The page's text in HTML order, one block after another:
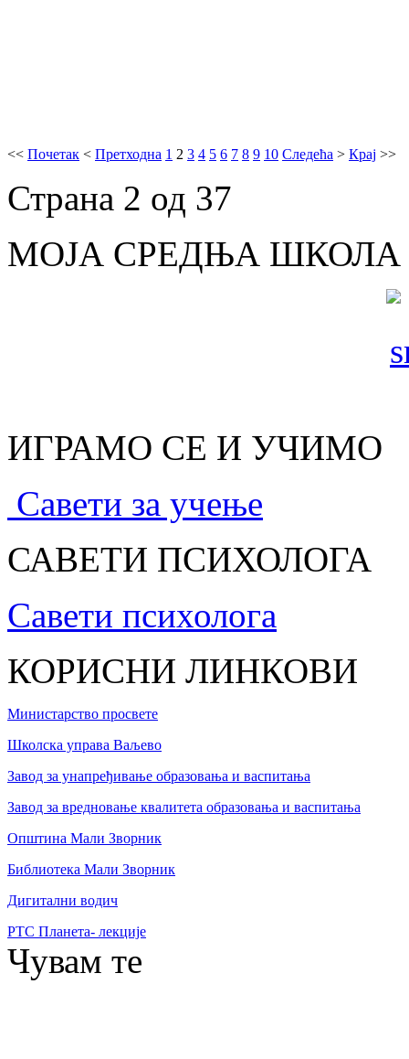
<< Почетак < Претходна 1 2 3 4 5 6 7 8 9 10 Следећа > Крај >>
Страна 2 од 37
МОЈА СРЕДЊА ШКОЛА
ИГРАМО СЕ И УЧИМО
Савети за учење
САВЕТИ ПСИХОЛОГА
Савети психолога
КОРИСНИ ЛИНКОВИ
Министарство просвете
Школска управа Ваљево
Завод за унапређивање образовања и васпитања
Завод за вредновање квалитета образовања и васпитања
Општина Мали Зворник
Библиотека Мали Зворник
Дигитални водич
РТС Планета- лекције
Чувам те